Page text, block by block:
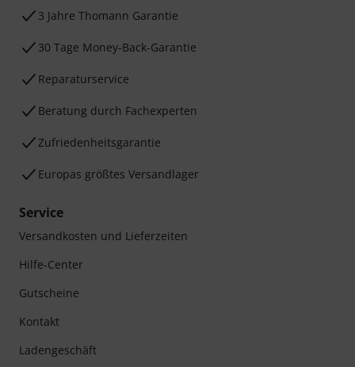
3 Jahre Thomann Garantie
30 Tage Money-Back-Garantie
Reparaturservice
Beratung durch Fachexperten
Zufriedenheitsgarantie
Europas größtes Versandlager
Service
Versandkosten und Lieferzeiten
Hilfe-Center
Gutscheine
Kontakt
Ladengeschäft